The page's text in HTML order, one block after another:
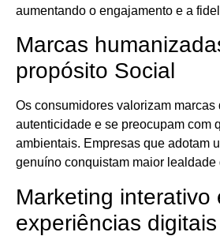
aumentando o engajamento e a
Marcas
propósito Social
Os consumidores valorizam marcas
autenticidade e se preocupam com
ambientais. Empresas que adotam
genuíno conquistam maior lealdade
Marketing interativo
experiências digitais